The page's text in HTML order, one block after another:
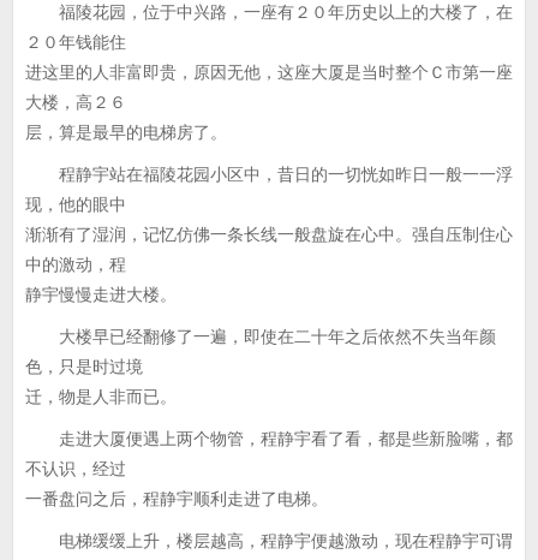
福陵花园，位于中兴路，一座有２０年历史以上的大楼了，在
２０年钱能住
进这里的人非富即贵，原因无他，这座大厦是当时整个Ｃ市第一座
大楼，高２６
层，算是最早的电梯房了。
程静宇站在福陵花园小区中，昔日的一切恍如昨日一般一一浮
现，他的眼中
渐渐有了湿润，记忆仿佛一条长线一般盘旋在心中。强自压制住心
中的激动，程
静宇慢慢走进大楼。
大楼早已经翻修了一遍，即使在二十年之后依然不失当年颜
色，只是时过境
迁，物是人非而已。
走进大厦便遇上两个物管，程静宇看了看，都是些新脸嘴，都
不认识，经过
一番盘问之后，程静宇顺利走进了电梯。
电梯缓缓上升，楼层越高，程静宇便越激动，现在程静宇可谓